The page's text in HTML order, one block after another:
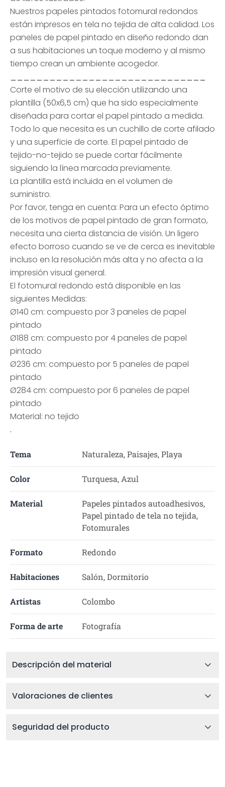
Nuestros papeles pintados fotomural redondos
están impresos en tela no tejida de alta calidad. Los
paneles de papel pintado en diseño redondo dan
a sus habitaciones un toque moderno y al mismo
tiempo crean un ambiente acogedor.
Corte el motivo de su elección utilizando una
plantilla (50x6,5 cm) que ha sido especialmente
diseñada para cortar el papel pintado a medida.
Todo lo que necesita es un cuchillo de corte afilado
y una superficie de corte. El papel pintado de
tejido-no-tejido se puede cortar fácilmente
siguiendo la línea marcada previamente.
La plantilla está incluida en el volumen de
suministro.
Por favor, tenga en cuenta: Para un efecto óptimo
de los motivos de papel pintado de gran formato,
necesita una cierta distancia de visión. Un ligero
efecto borroso cuando se ve de cerca es inevitable
incluso en la resolución más alta y no afecta a la
impresión visual general.
El fotomural redondo está disponible en las
siguientes Medidas:
Ø140 cm: compuesto por 3 paneles de papel
pintado
Ø188 cm: compuesto por 4 paneles de papel
pintado
Ø236 cm: compuesto por 5 paneles de papel
pintado
Ø284 cm: compuesto por 6 paneles de papel
pintado
Material: no tejido
.
Tema Naturaleza, Paisajes, Playa
Color Turquesa, Azul
Material
Papeles pintados autoadhesivos,
Papel pintado de tela no tejida,
Fotomurales
Formato Redondo
Habitaciones Salón, Dormitorio
Artistas Colombo
Forma de arte Fotografía
Descripción del material
Valoraciones de clientes
Seguridad del producto